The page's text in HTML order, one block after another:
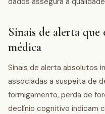
Sinais de alerta que
médica
Sinais de alerta absolutos
associadas a suspeita de
formigamento, perda de
declínio cognitivo indicam